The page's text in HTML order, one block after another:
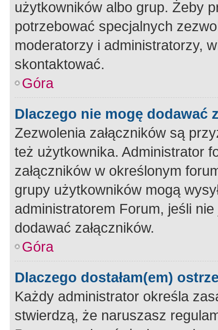
użytkowników albo grup. Żeby
potrzebować specjalnych
moderatorzy i administratorzy,
skontaktować.
Góra
Dlaczego nie mogę dodawać
Zezwolenia załączników są
też użytkownika. Administrator
załączników w określonym
grupy użytkowników mogą
administratorem Forum, jeśli
dodawać załączników.
Góra
Dlaczego dostałam(em)
Każdy administrator określa
stwierdzą, że naruszasz